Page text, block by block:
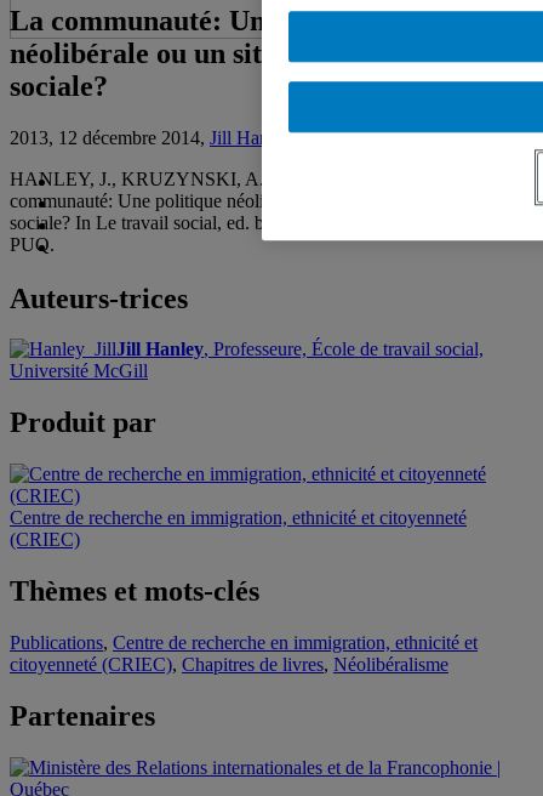
La communauté: Une politique
néolibérale ou un site de transformation
sociale?
2013, 12 décembre 2014, Jill Hanley
HANLEY, J., KRUZYNSKI, A., and SHRAGGE, E. (2013). La
communauté: Une politique néolibérale ou un site de transformation
sociale? In Le travail social, ed. by Elizabeth Harper. Montréal:
PUQ.
Auteurs-trices
Jill Hanley, Professeure, École de travail social,
Université McGill
Produit par
Centre de recherche en immigration, ethnicité et citoyenneté
(CRIEC)
Thèmes et mots-clés
Publications, Centre de recherche en immigration, ethnicité et
citoyenneté (CRIEC), Chapitres de livres, Néolibéralisme
Partenaires